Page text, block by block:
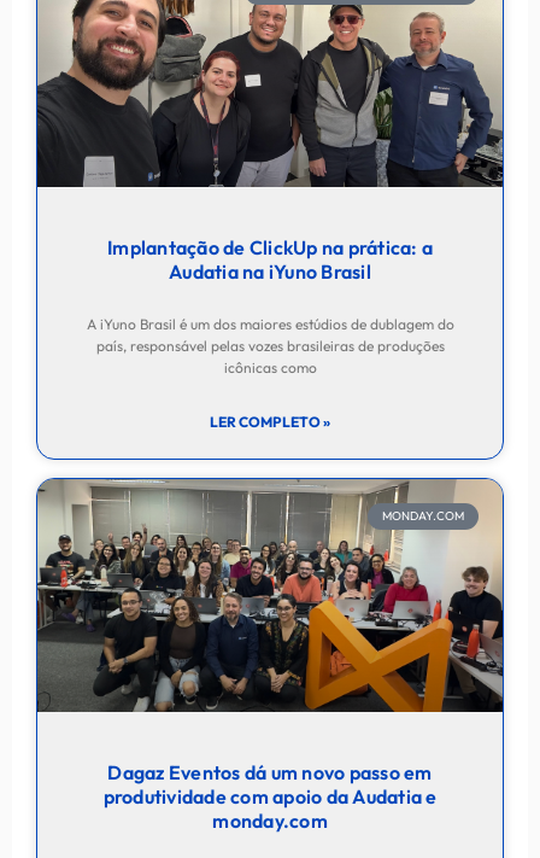
Implantação de ClickUp na prática: a
Audatia na iYuno Brasil
A iYuno Brasil é um dos maiores estúdios de dublagem do
país, responsável pelas vozes brasileiras de produções
icônicas como
LER COMPLETO »
MONDAY.COM
Dagaz Eventos dá um novo passo em
produtividade com apoio da Audatia e
monday.com